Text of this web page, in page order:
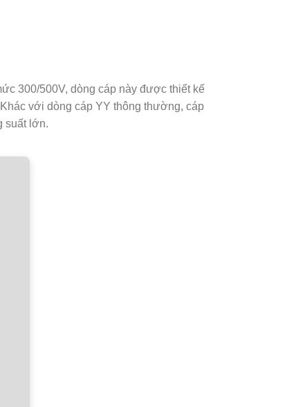
300/500V, dòng cáp này được thiết kế
với dòng cáp YY thông thường, cáp
suất lớn.